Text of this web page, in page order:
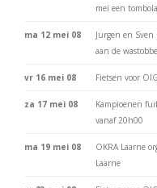
mei een
ma 12 mei 08
Jurgen en
aan de
vr 16 mei 08 Fietsen voor
za 17 mei 08
Kampioenen
vanaf 20h00
ma 19 mei 08
OKRA Laarne
Laarne